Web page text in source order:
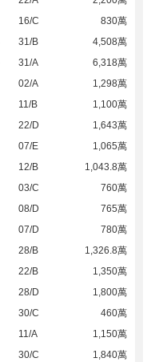
16/C
830萬
31/B
4,508萬
31/A
6,318萬
02/A
1,298萬
11/B
1,100萬
22/D
1,643萬
07/E
1,065萬
12/B
1,043.8萬
03/C
760萬
08/D
765萬
07/D
780萬
28/B
1,326.8萬
22/B
1,350萬
28/D
1,800萬
30/C
460萬
11/A
1,150萬
30/C
1,840萬